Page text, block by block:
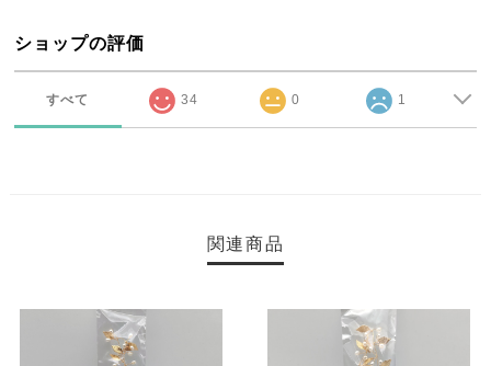
ショップの評価
すべて 34 0 1
関連商品